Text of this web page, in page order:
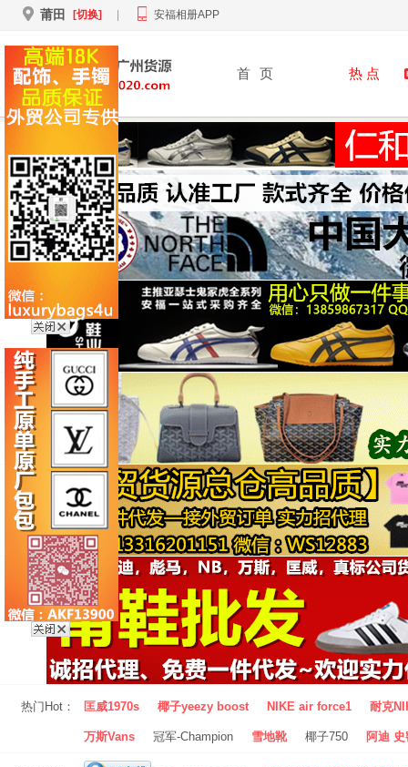
莆田 [切换] 安福相册APP
首 页 热 点
热门Hot： 匡威1970s 椰子yeezy boost NIKE air force1 耐克
万斯Vans 冠军-Champion 雪地靴 椰子750 阿迪